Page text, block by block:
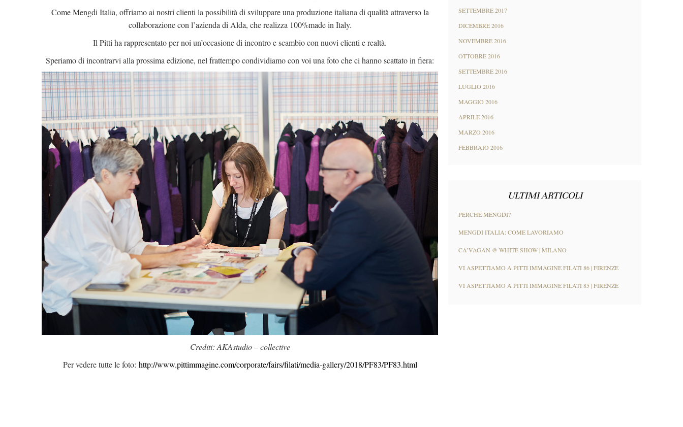
Come Mengdi Italia, offriamo ai nostri clienti la possibilità di sviluppare una produzione italiana di qualità attraverso la
collaborazione con l’azienda di Alda, che realizza 100%made in Italy.
Il Pitti ha rappresentato per noi un’occasione di incontro e scambio con nuovi clienti e realtà.
Speriamo di incontrarvi alla prossima edizione, nel frattempo condividiamo con voi una foto che ci hanno scattato in fiera:
Crediti: AKAstudio – collective
Per vedere tutte le foto: http://www.pittimmagine.com/corporate/fairs/filati/media-gallery/2018/PF83/PF83.html
SETTEMBRE 2017
DICEMBRE 2016
NOVEMBRE 2016
OTTOBRE 2016
SETTEMBRE 2016
LUGLIO 2016
MAGGIO 2016
APRILE 2016
MARZO 2016
FEBBRAIO 2016
ULTIMI ARTICOLI
PERCHÉ MENGDI?
MENGDI ITALIA: COME LAVORIAMO
CA’VAGAN @ WHITE SHOW | MILANO
VI ASPETTIAMO A PITTI IMMAGINE FILATI 86 | FIRENZE
VI ASPETTIAMO A PITTI IMMAGINE FILATI 85 | FIRENZE